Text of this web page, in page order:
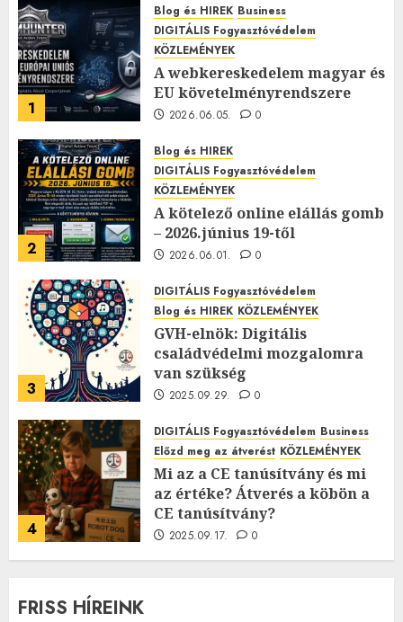
1
Blog és HIREK Business
DIGITÁLIS Fogyasztóvédelem
KÖZLEMÉNYEK
A webkereskedelem magyar és
EU követelményrendszere
2026.06.05. 0
2
Blog és HIREK
DIGITÁLIS Fogyasztóvédelem
KÖZLEMÉNYEK
A kötelező online elállás gomb
– 2026.június 19-től
2026.06.01. 0
3
DIGITÁLIS Fogyasztóvédelem
Blog és HIREK KÖZLEMÉNYEK
GVH-elnök: Digitális
családvédelmi mozgalomra
van szükség
2025.09.29. 0
4
DIGITÁLIS Fogyasztóvédelem Business
Előzd meg az átverést KÖZLEMÉNYEK
Mi az a CE tanúsítvány és mi
az értéke? Átverés a köbön a
CE tanúsítvány?
2025.09.17. 0
FRISS HÍREINK